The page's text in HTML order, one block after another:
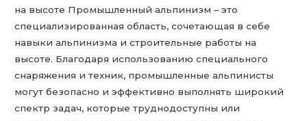
на высоте Промышленный альпинизм – это
специализированная область, сочетающая в себе
навыки альпинизма и строительные работы на
высоте. Благодаря использованию специального
снаряжения и техник, промышленные альпинисты
могут безопасно и эффективно выполнять широкий
спектр задач, которые труднодоступны или